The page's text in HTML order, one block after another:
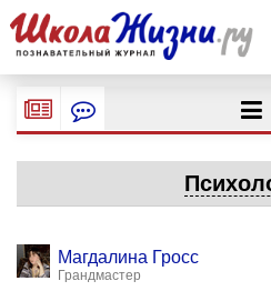
Магдалина Гросс
Грандмастер